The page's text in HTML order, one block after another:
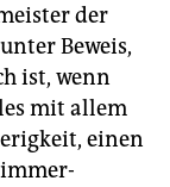
der
Beweis,
ist, wenn
mit allem
einen